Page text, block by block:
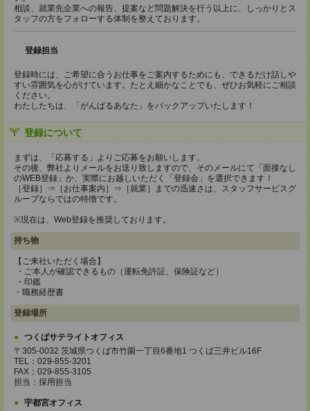
相談、就業先企業への報告、提案など問題解決を行う以上に、しっかりとス
タッフの方をフォローする体制を整えております。
登録担当
登録時には、ご希望に合うお仕事をご案内するためにも、できるだけ話しや
すい雰囲気を心がけています。たとえ細かなことでも、ぜひお気軽にご相談
ください。
わたしたちは、「がんばるあなた」をバックアップいたします！
登録について
まずは、「応募する」よりご応募をお願いします。
その後、弊社よりメールをお送り致しますので、そのメールにて「面接なし
のWEB登録」か、実際にお越しいただく「登録会」を選択できます！
［登録］⇒［お仕事案内］⇒［就業］までの迅速さは、スタッフサービスグ
ループならではの特徴です。
※現在は、Web登録を推奨しております。
持ち物
【ご来社いただく場合】
・ご本人が確認できるもの（運転免許証、保険証など）
・印鑑
・職務経歴書
登録場所
つくばサテライトオフィス
〒305-0032 茨城県つくば市竹園一丁目6番地1 つくば三井ビル16F
TEL：029-855-3201
FAX：029-855-3105
担当：採用担当
宇都宮オフィス